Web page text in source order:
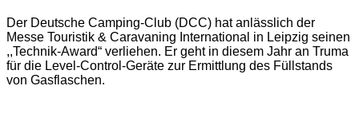
Der Deutsche Camping-Club (DCC) hat anlässlich der
Messe Touristik & Caravaning International in Leipzig seinen
,,Technik-Award“ verliehen. Er geht in diesem Jahr an Truma
für die Level-Control-Geräte zur Ermittlung des Füllstands
von Gasflaschen.